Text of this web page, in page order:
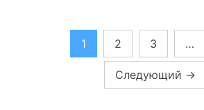
Пагинация
1 2 3 …
Следующий →